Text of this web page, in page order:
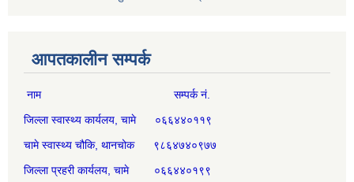
आपतकालीन सम्पर्क
नाम सम्पर्क नं.
जिल्ला स्वास्थ्य कार्यलय, चामे ०६६४४०११९
चामे स्वास्थ्य चौकि, थानचोक ९८६४७४०९७७
जिल्ला प्रहरी कार्यलय, चामे ०६६४४०१९९